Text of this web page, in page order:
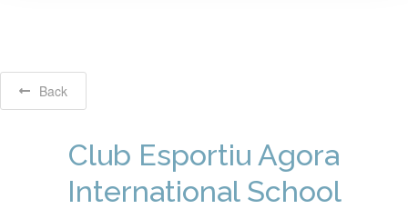
Back
Club Esportiu Agora
International School